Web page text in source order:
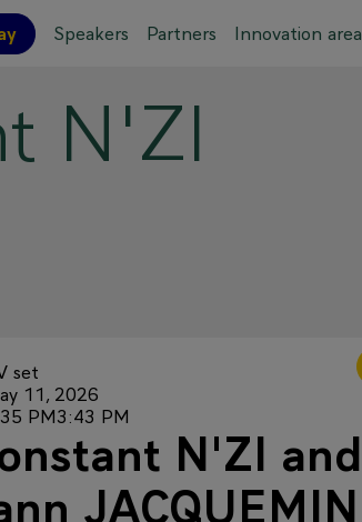
Speakers Partners Innovation area
N'ZI
set
11, 2026
PM3:43 PM
N'ZI and
JACQUEMIN